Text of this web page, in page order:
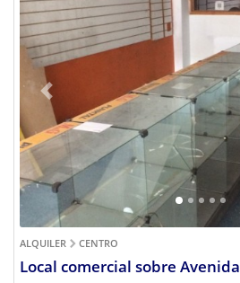
Previous
ALQUILER CENTRO
Local comercial sobre Avenida